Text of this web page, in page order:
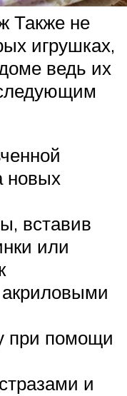
Также не
игрушках,
ведь их
новых
вставив
или
при помощи
и